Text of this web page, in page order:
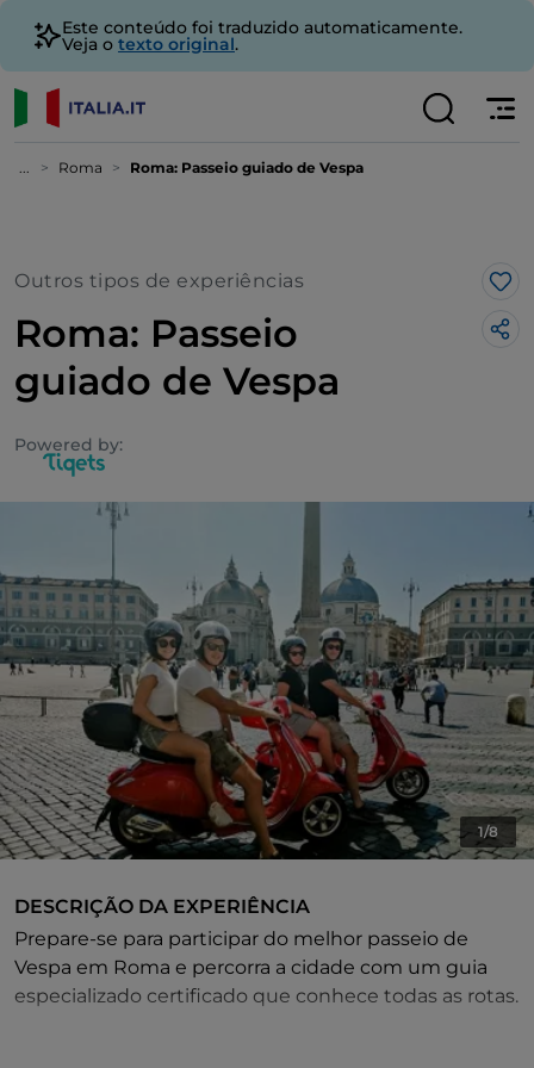
Este conteúdo foi traduzido automaticamente.
Veja o texto original.
... Roma Roma: Passeio guiado de Vespa
Outros tipos de experiências
Roma: Passeio
guiado de Vespa
Powered by:
1/8
DESCRIÇÃO DA EXPERIÊNCIA
Prepare-se para participar do melhor passeio de
Vespa em Roma e percorra a cidade com um guia
especializado certificado que conhece todas as rotas.